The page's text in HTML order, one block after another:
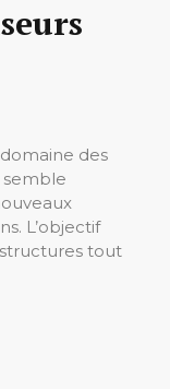
des
semble
L’objectif
tout